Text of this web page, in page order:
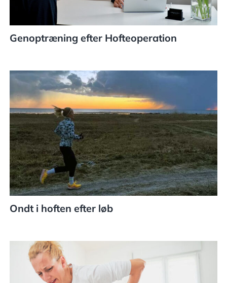
Genoptræning efter Hofteoperation
Ondt i hoften efter løb